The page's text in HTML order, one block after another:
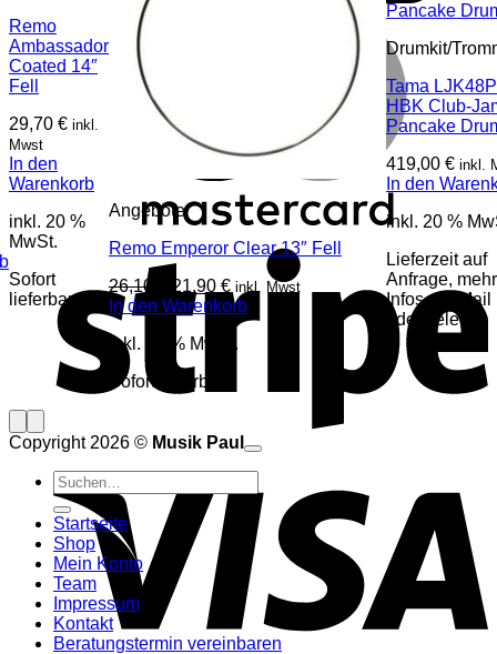
Remo
Ambassador
Coated 14″
Fell
29,70 € inkl.
Mwst
In den
Warenkorb
inkl. 20 %
MwSt.
Sofort
lieferbar
Angebote
Remo Emperor Clear 13″ Fell
26,10
Ursprünglicher
Preis
26,10 €
21,90 €Aktueller
Preis
ist:
21,90 €.
inkl. Mwst
In den Warenkorb
inkl. 20 % MwSt.
Sofort lieferbar
Drumkit/
Tama
HBK Club-
Pancake
419,00 € inkl.
In den
inkl. 20 %
Lieferzeit auf
Anfrage, mehr
Infos per Mail
oder Telefon
Copyright 2026 © Musik Paul
Suchen
nach:
Startseite
Shop
Mein Konto
Team
Impressum
Kontakt
Beratungstermin vereinbaren